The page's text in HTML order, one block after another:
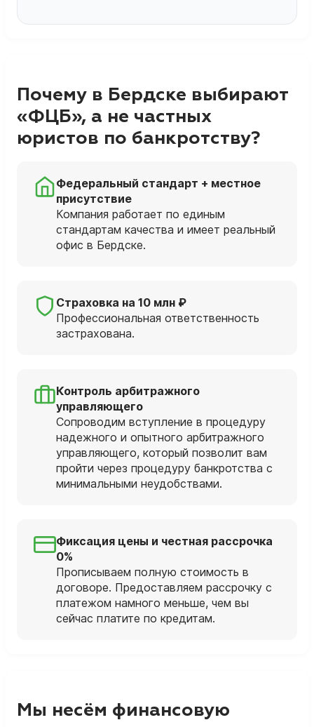
Почему в Бердске выбирают
«ФЦБ», а не частных
юристов по банкротству?
Федеральный стандарт + местное
присутствие
Компания работает по единым
стандартам качества и имеет реальный
офис в Бердске.
Страховка на 10 млн ₽
Профессиональная ответственность
застрахована.
Контроль арбитражного
управляющего
Сопроводим вступление в процедуру
надежного и опытного арбитражного
управляющего, который позволит вам
пройти через процедуру банкротства с
минимальными неудобствами.
Фиксация цены и честная рассрочка
0%
Прописываем полную стоимость в
договоре. Предоставляем рассрочку с
платежом намного меньше, чем вы
сейчас платите по кредитам.
Мы несём финансовую